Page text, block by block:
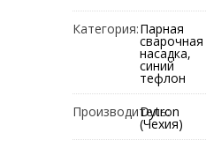
Категория:Парная
сварочная
насадка,
синий
тефлон
Производитель:
Dytron
(Чехия)